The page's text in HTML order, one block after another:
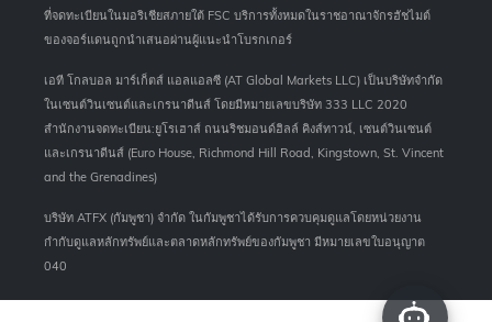
ที่จดทะเบียนในมอริเชียสภายใต้ FSC บริการทั้งหมดในราชอาณาจักรฮัชไมต์
ของจอร์แดนถูกนำเสนอผ่านผู้แนะนำโบรกเกอร์
เอที โกลบอล มาร์เก็ตส์ แอลแอลซี (AT Global Markets LLC) เป็นบริษัทจำกัด
ในเซนต์วินเซนต์และเกรนาดีนส์ โดยมีหมายเลขบริษัท 333 LLC 2020
สำนักงานจดทะเบียน:ยูโรเฮาส์ ถนนริชมอนด์ฮิลล์ คิงส์ทาวน์, เซนต์วินเซนต์
และเกรนาดีนส์ (Euro House, Richmond Hill Road, Kingstown, St. Vincent
and the Grenadines)
บริษัท ATFX (กัมพูชา) จำกัด ในกัมพูชาได้รับการควบคุมดูแลโดยหน่วยงาน
กำกับดูแลหลักทรัพย์และตลาดหลักทรัพย์ของกัมพูชา มีหมายเลขใบอนุญาต
040